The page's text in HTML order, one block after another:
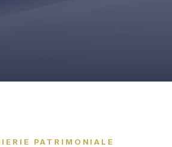
PATRIMONIALE